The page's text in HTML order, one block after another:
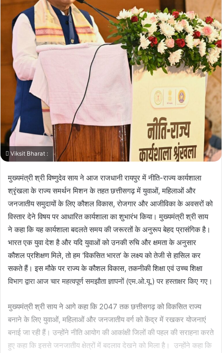
Viksit Bharat :
मुख्यमंत्री श्री विष्णुदेव साय ने आज राजधानी रायपुर में नीति-राज्य कार्यशाला
श्रृंखला के राज्य समर्थन मिशन के तहत छत्तीसगढ़ में युवाओं, महिलाओं और
जनजातीय समुदायों के लिए कौशल विकास, रोजगार और आजीविका के अवसरों को
विस्तार देने विषय पर आधारित कार्यशाला का शुभारंभ किया। मुख्यमंत्री श्री साय
ने कहा कि यह कार्यशाला बदलते समय की जरूरतों के अनुरूप बेहद प्रासंगिक है।
भारत एक युवा देश है और यदि युवाओं को उनकी रुचि और क्षमता के अनुसार
कौशल प्रशिक्षण मिले, तो हम ‘विकसित भारत’ के लक्ष्य को तेजी से हासिल कर
सकते हैं। इस मौके पर राज्य के कौशल विकास, तकनीकी शिक्षा एवं उच्च शिक्षा
विभाग द्वारा आज चार महत्वपूर्ण समझौता ज्ञापनों (एम.ओ.यू.) पर हस्ताक्षर किए गए।
मुख्यमंत्री श्री साय ने आगे कहा कि 2047 तक छत्तीसगढ़ को विकसित राज्य
बनाने के लिए युवाओं, महिलाओं और जनजातीय वर्ग को केंद्र में रखकर योजनाएं
बनाई जा रही हैं। उन्होंने नीति आयोग की आकांक्षी जिलों की पहल की सराहना करते
हुए कहा कि इससे जनजातीय क्षेत्रों में बदलाव देखने को मिला है। उन्होंने कहा कि